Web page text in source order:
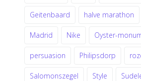
Geitenbaard halve marathon
Madrid Nike Oyster-
persuasion Philipsdorp
Salomonszegel Style